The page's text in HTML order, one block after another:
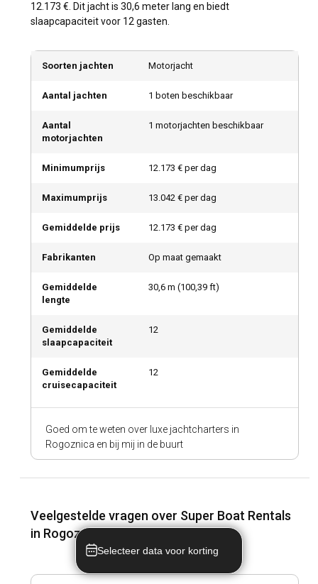
12.173 €. Dit jacht is 30,6 meter lang en biedt
slaapcapaciteit voor 12 gasten.
Goed om te weten over luxe jachtcharters in
Rogoznica en bij mij in de buurt
Soorten jachten Motorjacht
Aantal jachten 1 boten beschikbaar
Aantal
motorjachten
1 motorjachten beschikbaar
Minimumprijs 12.173 € per dag
Maximumprijs 13.042 € per dag
Gemiddelde prijs 12.173 € per dag
Fabrikanten Op maat gemaakt
Gemiddelde
lengte
30,6 m (100,39 ft)
Gemiddelde
slaapcapaciteit
12
Gemiddelde
cruisecapaciteit
12
Veelgestelde vragen over Super Boat Rentals
in Rogoznica en bij mij in de buurt
Selecteer data voor korting